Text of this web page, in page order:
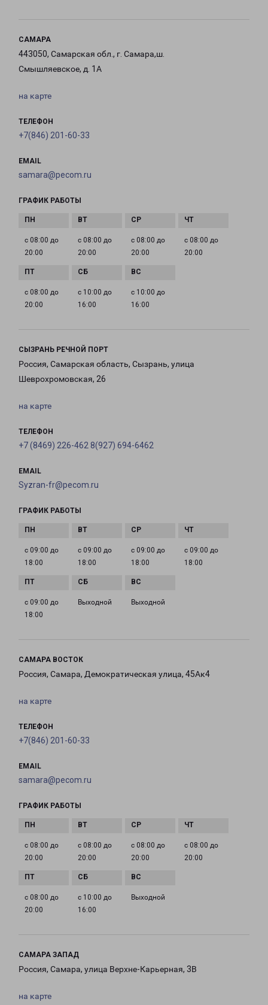
САМАРА
443050, Самарская обл., г. Самара,ш.
Смышляевское, д. 1А
на карте
ТЕЛЕФОН
+7(846) 201-60-33
EMAIL
samara@pecom.ru
ГРАФИК РАБОТЫ
с 08:00 до
20:00
с 08:00 до
20:00
с 08:00 до
20:00
с 08:00 до
20:00
с 08:00 до
20:00
с 10:00 до
16:00
с 10:00 до
16:00
СЫЗРАНЬ РЕЧНОЙ ПОРТ
Россия, Самарская область, Сызрань, улица
Шеврохромовская, 26
на карте
ТЕЛЕФОН
+7 (8469) 226-462 8(927) 694-6462
EMAIL
Syzran-fr@pecom.ru
ГРАФИК РАБОТЫ
с 09:00 до
18:00
с 09:00 до
18:00
с 09:00 до
18:00
с 09:00 до
18:00
с 09:00 до
18:00
Выходной Выходной
САМАРА ВОСТОК
Россия, Самара, Демократическая улица, 45Ак4
на карте
ТЕЛЕФОН
+7(846) 201-60-33
EMAIL
samara@pecom.ru
ГРАФИК РАБОТЫ
с 08:00 до
20:00
с 08:00 до
20:00
с 08:00 до
20:00
с 08:00 до
20:00
с 08:00 до
20:00
с 10:00 до
16:00
Выходной
САМАРА ЗАПАД
Россия, Самара, улица Верхне-Карьерная, 3В
на карте